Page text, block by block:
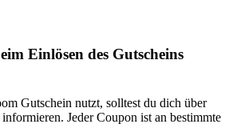
Einlösen des Gutscheins
Gutschein nutzt, solltest du dich über
Jeder Coupon ist an bestimmte